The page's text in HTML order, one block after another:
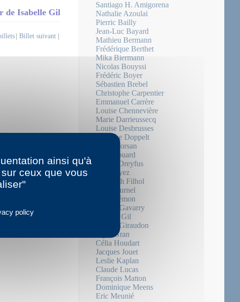
de Isabelle Gil
| Billet suivant |
Santiago H. Amigorena
Nathalie Azoulai
Pierric Bailly
Jean-Luc Bayard
Mathieu Bermann
Frédérique Berthet
Mika Biermann
Nicolas Bouyssi
Frédéric Boyer
Sébastien Brebel
Christophe Carpentier
Emmanuel Carrère
Louise Chennevière
Marie Darrieussecq
Louise Desbrusses
Suzanne Doppelt
Mary Dorsan
Julie Douard
Arthur Dreyfus
Aiat Fayez
Elisabeth Filhol
Paul Fournel
Jean Frémon
Gérard Gavarry
Isabelle Gil
Liliane Giraudon
Iegor Gran
Célia Houdart
Jacques Jouet
Leslie Kaplan
Claude Lucas
François Matton
Dominique Meens
Eric Meunié
ainsi qu'à
ceux que vous
policy